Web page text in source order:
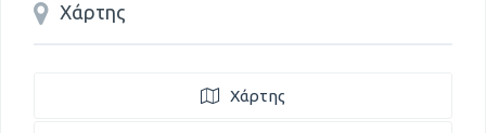
Χάρτης
Χάρτης